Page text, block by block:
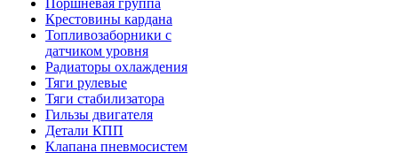
Поршневая группа
Крестовины кардана
Топливозаборники с
датчиком уровня
Радиаторы охлаждения
Тяги рулевые
Тяги стабилизатора
Гильзы двигателя
Детали КПП
Клапана пневмосистем